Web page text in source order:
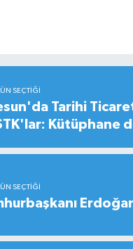
SEÇTIĞI
Tarihi
Kütüphane
SEÇTIĞI